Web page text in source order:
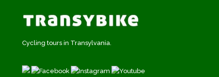
Cycling tours in Transylvania.